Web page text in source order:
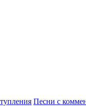
Песни с